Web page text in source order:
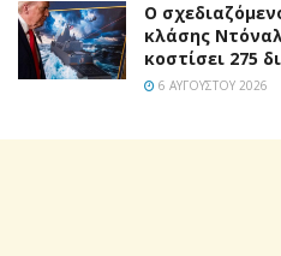
Ο
κλάσης
κοστίσει 275
6 ΑΥΓΟΎΣΤΟΥ 2026